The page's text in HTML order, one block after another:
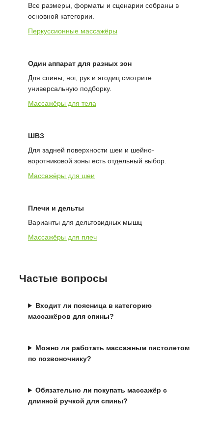
Все размеры, форматы и сценарии собраны в
основной категории.
Перкуссионные массажёры
Один аппарат для разных зон
Для спины, ног, рук и ягодиц смотрите
универсальную подборку.
Массажёры для тела
ШВЗ
Для задней поверхности шеи и шейно-
воротниковой зоны есть отдельный выбор.
Массажёры для шеи
Плечи и дельты
Варианты для дельтовидных мышц
Массажёры для плеч
Частые вопросы
Входит ли поясница в категорию
массажёров для спины?
Можно ли работать массажным пистолетом
по позвоночнику?
Обязательно ли покупать массажёр с
длинной ручкой для спины?